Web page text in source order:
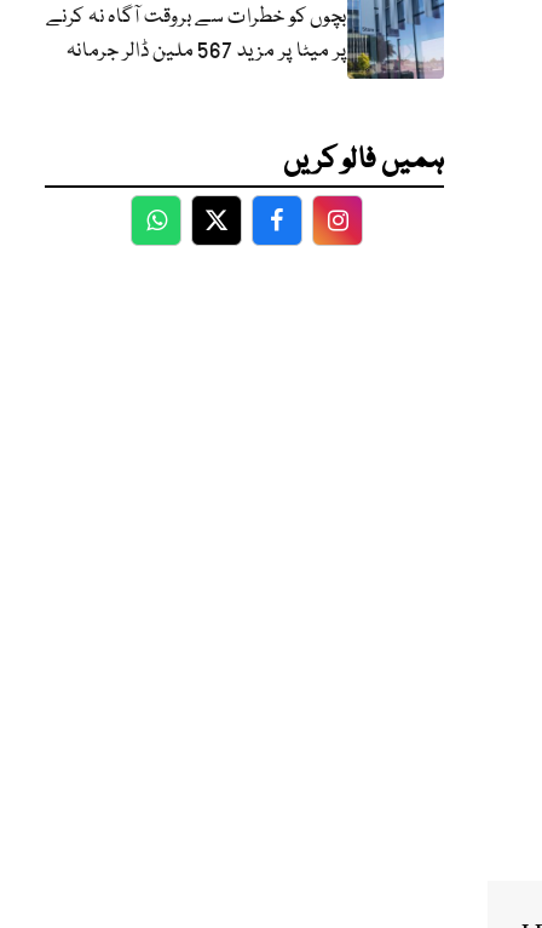
بچوں کو خطرات سے بروقت آگاہ نہ کرنے
پر میٹا پر مزید 567 ملین ڈالر جرمانہ
ہمیں فالو کریں
WhatsApp
TwitterFacebookFacebook